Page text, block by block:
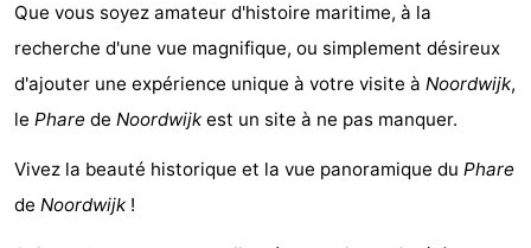
Stationnement
Adresses
Médicales
Région
Hollande-
Septentrionale
-
Que vous soyez amateur d'histoire maritime, à la
recherche d'une vue magnifique, ou simplement désireux
d'ajouter une expérience unique à votre visite à Noordwijk,
le Phare de Noordwijk est un site à ne pas manquer.
Vivez la beauté historique et la vue panoramique du Phare
de Noordwijk !